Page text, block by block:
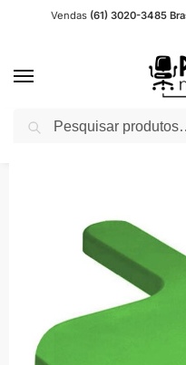
Vendas (61) 3020-3485
Início Outros - Acessórios para